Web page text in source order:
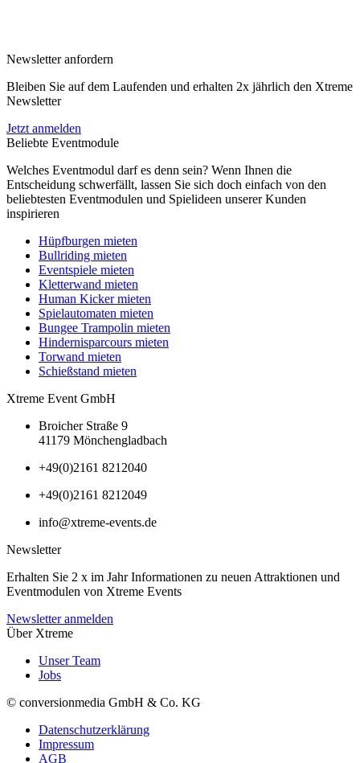
Newsletter anfordern
Bleiben Sie auf dem Laufenden und erhalten 2x jährlich den Xtreme
Newsletter
Jetzt anmelden
Beliebte Eventmodule
Welches Eventmodul darf es denn sein? Wenn Ihnen die
Entscheidung schwerfällt, lassen Sie sich doch einfach von den
beliebtesten Eventmodulen und Spielideen unserer Kunden
inspirieren
Hüpfburgen mieten
Bullriding mieten
Eventspiele mieten
Kletterwand mieten
Human Kicker mieten
Spielautomaten mieten
Bungee Trampolin mieten
Hindernisparcours mieten
Torwand mieten
Schießstand mieten
Xtreme Event GmbH
Broicher Straße 9
41179 Mönchengladbach
+49(0)2161 8212040
+49(0)2161 8212049
info@xtreme-events.de
Newsletter
Erhalten Sie 2 x im Jahr Informationen zu neuen Attraktionen und
Eventmodulen von Xtreme Events
Newsletter anmelden
Über Xtreme
Unser Team
Jobs
© conversionmedia GmbH & Co. KG
Datenschutzerklärung
Impressum
AGB